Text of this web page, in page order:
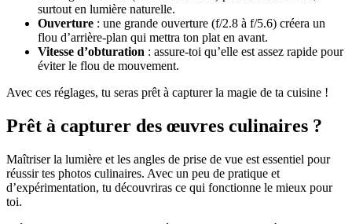
surtout en lumière naturelle.
Ouverture : une grande ouverture (f/2.8 à f/5.6) créera un
flou d’arrière-plan qui mettra ton plat en avant.
Vitesse d’obturation : assure-toi qu’elle est assez rapide pour
éviter le flou de mouvement.
Avec ces réglages, tu seras prêt à capturer la magie de ta cuisine !
Prêt à capturer des œuvres culinaires ?
Maîtriser la lumière et les angles de prise de vue est essentiel pour
réussir tes photos culinaires. Avec un peu de pratique et
d’expérimentation, tu découvriras ce qui fonctionne le mieux pour
toi.